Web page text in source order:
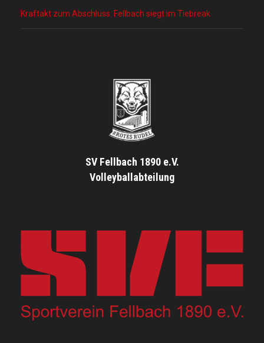
Kraftakt zum Abschluss: Fellbach siegt im Tiebreak
SV Fellbach 1890 e.V.
Volleyballabteilung